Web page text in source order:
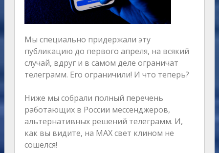
Мы специально придержали эту
публикацию до первого апреля, на всякий
случай, вдруг и в самом деле ограничат
телеграмм. Его ограничили! И что теперь?
Ниже мы собрали полный перечень
работающих в России мессенджеров,
альтернативных решений телеграмм. И,
как вы видите, на MAX свет клином не
сошелся!